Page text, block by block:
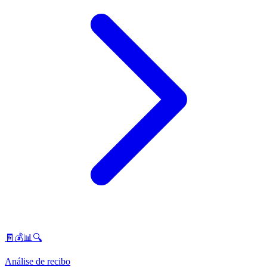
🧾💰📊🔍
Análise de recibo